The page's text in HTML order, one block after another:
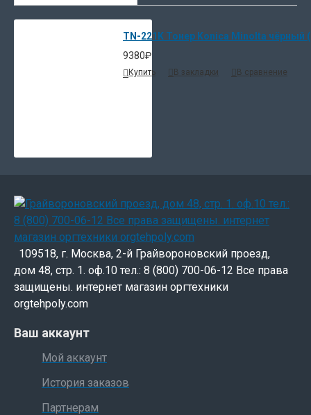
TN-221K Тонер Konica Minolta чёрный
9380₽
Купить В закладки В сравнение
109518, г. Москва, 2-й Грайвороновский проезд,
дом 48, стр. 1. оф.10 тел.: 8 (800) 700-06-12 Все права
защищены. интернет магазин оргтехники
orgtehpoly.com
Ваш аккаунт
Мой аккаунт
История заказов
Партнерам